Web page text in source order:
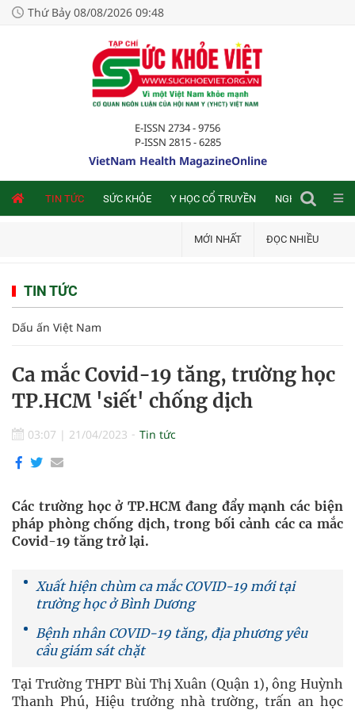
Thứ Bảy 08/08/2026 09:48
E-ISSN 2734 - 9756
P-ISSN 2815 - 6285
VietNam Health MagazineOnline
TIN TỨC SỨC KHỎE Y HỌC CỔ TRUYỀN NGHIÊN CỨU
MỚI NHẤT ĐỌC NHIỀU
TIN TỨC
Dấu ấn Việt Nam
Ca mắc Covid-19 tăng, trường học
TP.HCM 'siết' chống dịch
03:07 | 21/04/2023 Tin tức
Các trường học ở TP.HCM đang đẩy mạnh các biện
pháp phòng chống dịch, trong bối cảnh các ca mắc
Covid-19 tăng trở lại.
Xuất hiện chùm ca mắc COVID-19 mới tại
trường học ở Bình Dương
Bệnh nhân COVID-19 tăng, địa phương yêu
cầu giám sát chặt
Tại Trường THPT Bùi Thị Xuân (Quận 1), ông Huỳnh
Thanh Phú, Hiệu trưởng nhà trường, trấn an học